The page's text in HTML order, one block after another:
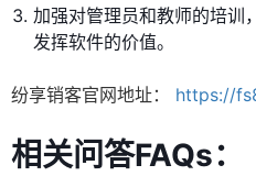
加强对管理员和教师的培训
发挥软件的价值。
纷享销客官网地址： https://
相关问答FAQs：